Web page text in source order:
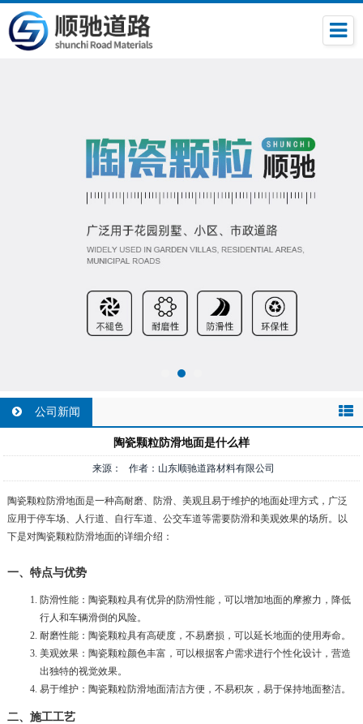
公司新闻
陶瓷颗粒防滑地面是什么样
来源： 作者：山东顺驰道路材料有限公司
陶瓷颗粒防滑地面是一种高耐磨、防滑、美观且易于维护的地面处理方式，广泛
应用于停车场、人行道、自行车道、公交车道等需要防滑和美观效果的场所。以
下是对陶瓷颗粒防滑地面的详细介绍：
一、特点与优势
防滑性能：陶瓷颗粒具有优异的防滑性能，可以增加地面的摩擦力，降低
行人和车辆滑倒的风险。
耐磨性能：陶瓷颗粒具有高硬度，不易磨损，可以延长地面的使用寿命。
美观效果：陶瓷颗粒颜色丰富，可以根据客户需求进行个性化设计，营造
出独特的视觉效果。
易于维护：陶瓷颗粒防滑地面清洁方便，不易积灰，易于保持地面整洁。
二、施工工艺